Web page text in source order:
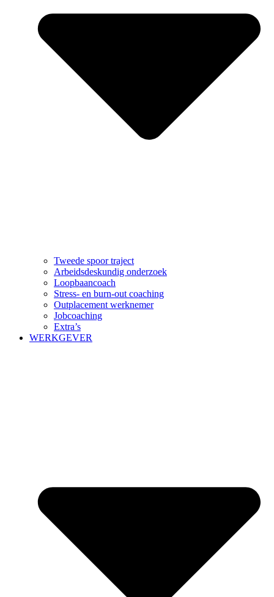
Tweede spoor traject
Arbeidsdeskundig onderzoek
Loopbaancoach
Stress- en burn-out coaching
Outplacement werknemer
Jobcoaching
Extra’s
WERKGEVER